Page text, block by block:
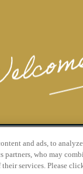
and ads, to
who may
services. Please